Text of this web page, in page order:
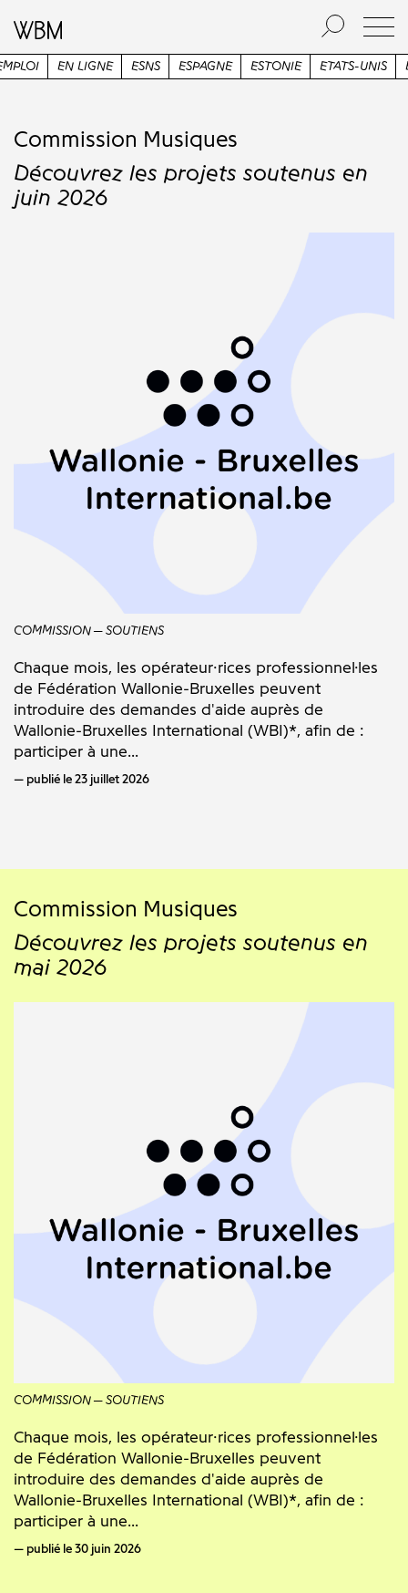
ESNS ESPAGNE ESTONIE ETATS-UNIS ETUDES
Commission Musiques
Découvrez les projets soutenus en
juin 2026
COMMISSION SOUTIENS
Chaque mois, les opérateur·rices professionnel·les
de Fédération Wallonie-Bruxelles peuvent
introduire des demandes d'aide auprès de
Wallonie-Bruxelles International (WBI)*, afin de :
participer à une...
publié le 23 juillet 2026
Commission Musiques
Découvrez les projets soutenus en
mai 2026
COMMISSION SOUTIENS
Chaque mois, les opérateur·rices professionnel·les
de Fédération Wallonie-Bruxelles peuvent
introduire des demandes d'aide auprès de
Wallonie-Bruxelles International (WBI)*, afin de :
participer à une...
publié le 30 juin 2026